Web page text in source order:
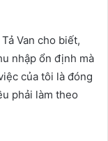
Van cho biết,
nhập ổn định mà
của tôi là đóng
phải làm theo